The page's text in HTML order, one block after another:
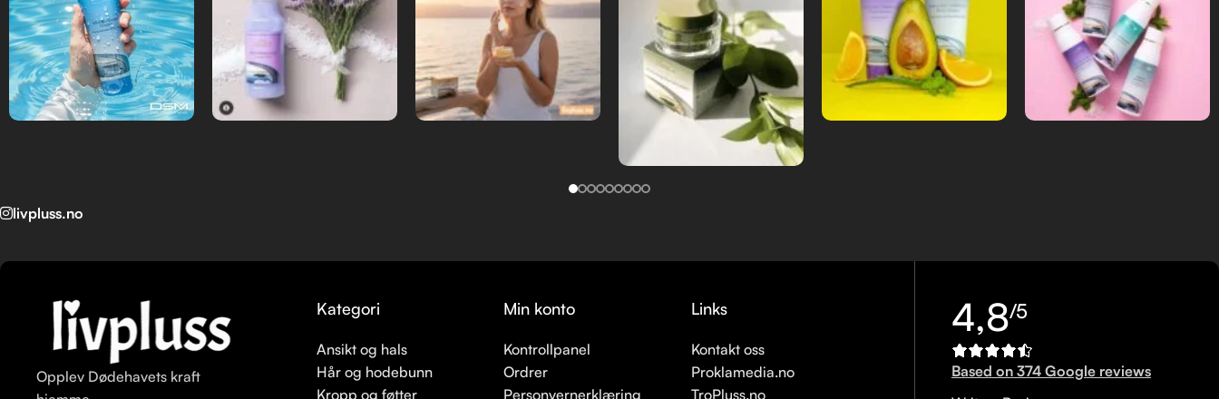
livpluss.no
Opplev Dødehavets kraft
Kategori
Ansikt og hals
Hår og hodebunn
Kropp og føtter
Min konto
Kontrollpanel
Ordrer
Personvernerklæring
Links
Kontakt oss
Proklamedia.no
TroPluss.no
4,8/5
Based on 374 Google reviews